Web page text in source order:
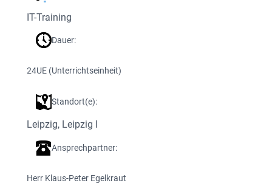
IT-Training
Dauer:
24UE (Unterrichtseinheit)
Standort(e):
Leipzig, Leipzig I
Ansprechpartner:
Herr Klaus-Peter Egelkraut